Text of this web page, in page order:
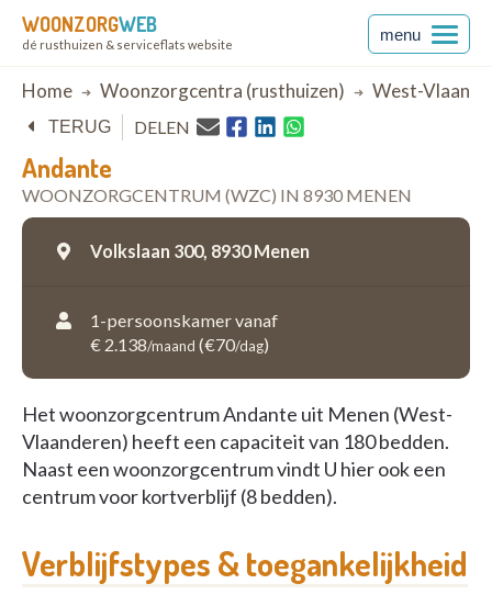
WOONZORGWEB
dé rusthuizen & serviceflats website
menu
Breadcrumb
Home Woonzorgcentra (rusthuizen) West-
Andante
WOONZORGCENTRUM (WZC) IN 8930 MENEN
TERUG DELEN
Volkslaan 300, 8930 Menen
1-persoonskamer vanaf
€ 2.138/maand (€70/dag)
Het woonzorgcentrum Andante uit Menen (West-
Vlaanderen) heeft een capaciteit van 180 bedden.
Naast een woonzorgcentrum vindt U hier ook een
centrum voor kortverblijf (8 bedden).
Verblijfstypes & toegankelijkheid